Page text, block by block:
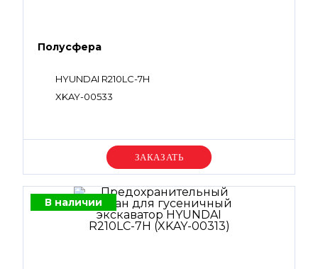
Полусфера
HYUNDAI R210LC-7H
XKAY-00533
Уточняйте цену
В наличии